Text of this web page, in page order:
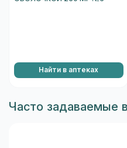
Найти в аптеках
Часто задаваемые